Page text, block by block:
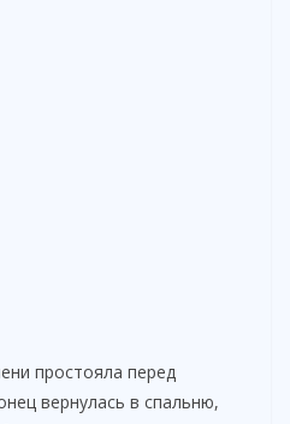
простояла перед
вернулась в спальню,